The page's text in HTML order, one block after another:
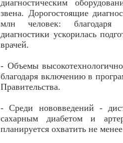
диагностическим
звена. Дорогостоящие
млн человек: благодаря
диагностики ускорилась
врачей.
- Объемы
благодаря включению в
Правительства.
- Среди нововведений -
сахарным диабетом и
планируется охватить не